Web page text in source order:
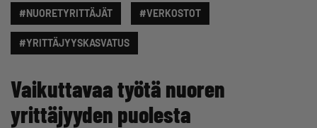
#NUORETYRITTÄJÄT #VERKOSTOT
#YRITTÄJYYSKASVATUS
Vaikuttavaa työtä nuoren
yrittäjyyden puolesta